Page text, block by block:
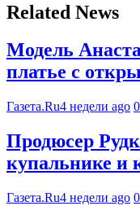
Related News
Модель
платье с
Газета.Ru4 недели ago 0
Продюсер
купальнике и
Газета.Ru4 недели ago 0